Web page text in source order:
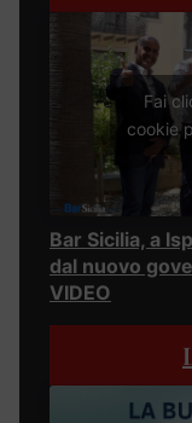
Fai
cookie
Bar Sicilia, a
dal nuovo
VIDEO